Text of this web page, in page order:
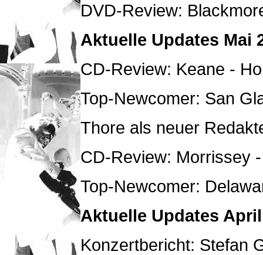
DVD-Review:
Aktuelle Updates Mai
CD-Review: Keane -
Top-Newcomer: San
Thore als neuer
CD-Review: Morrissey
Top-Newcomer:
Aktuelle Updates
Konzertbericht: Stefan